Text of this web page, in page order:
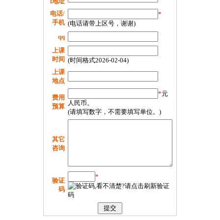
电话/
手机
*
(电话请带上区号，谢谢)
qq
上课
时间 (时间格式2026-02-04)
上课
地点
费用
预算
*元
人民币。
(请填写数字，不需要填写单位。)
其它
咨询
验证
码
*